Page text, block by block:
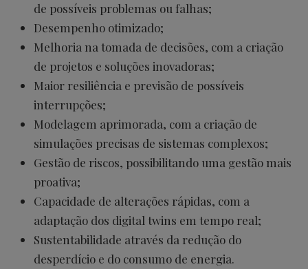
de possíveis problemas ou falhas;
Desempenho otimizado;
Melhoria na tomada de decisões, com a criação
de projetos e soluções inovadoras;
Maior resiliência e previsão de possíveis
interrupções;
Modelagem aprimorada, com a criação de
simulações precisas de sistemas complexos;
Gestão de riscos, possibilitando uma gestão mais
proativa;
Capacidade de alterações rápidas, com a
adaptação dos digital twins em tempo real;
Sustentabilidade através da redução do
desperdício e do consumo de energia.